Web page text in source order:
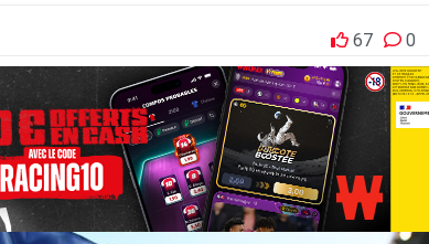
67 0